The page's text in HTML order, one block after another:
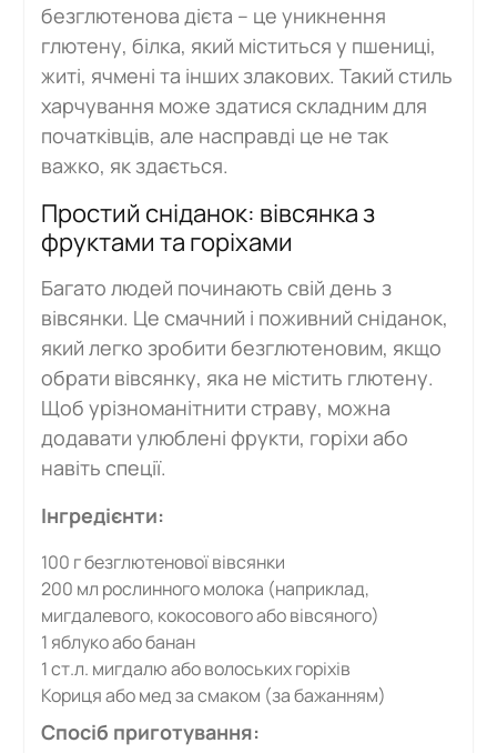
безглютенова дієта – це уникнення
глютену, білка, який міститься у пшениці,
житі, ячмені та інших злакових. Такий стиль
харчування може здатися складним для
початківців, але насправді це не так
важко, як здається.
Простий сніданок: вівсянка з
фруктами та горіхами
Багато людей починають свій день з
вівсянки. Це смачний і поживний сніданок,
який легко зробити безглютеновим, якщо
обрати вівсянку, яка не містить глютену.
Щоб урізноманітнити страву, можна
додавати улюблені фрукти, горіхи або
навіть спеції.
Інгредієнти:
100 г безглютенової вівсянки
200 мл рослинного молока (наприклад,
мигдалевого, кокосового або вівсяного)
1 яблуко або банан
1 ст.л. мигдалю або волоських горіхів
Кориця або мед за смаком (за бажанням)
Спосіб приготування: